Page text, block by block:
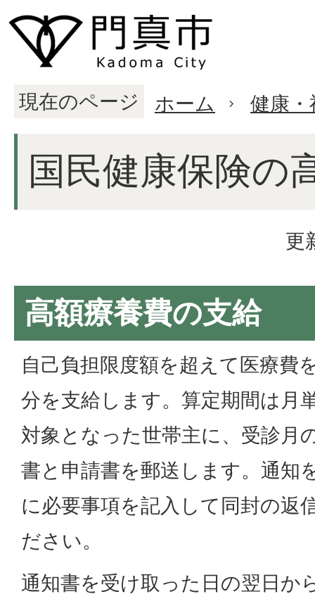
現在のページ ホーム 健康・
国民健康保険の
更
高額療養費の支給
自己負担限度額を超えて医療費
分を支給します。算定期間は月
対象となった世帯主に、受診月
書と申請書を郵送します。通知
に必要事項を記入して同封の返
ださい。
通知書を受け取った日の翌日か